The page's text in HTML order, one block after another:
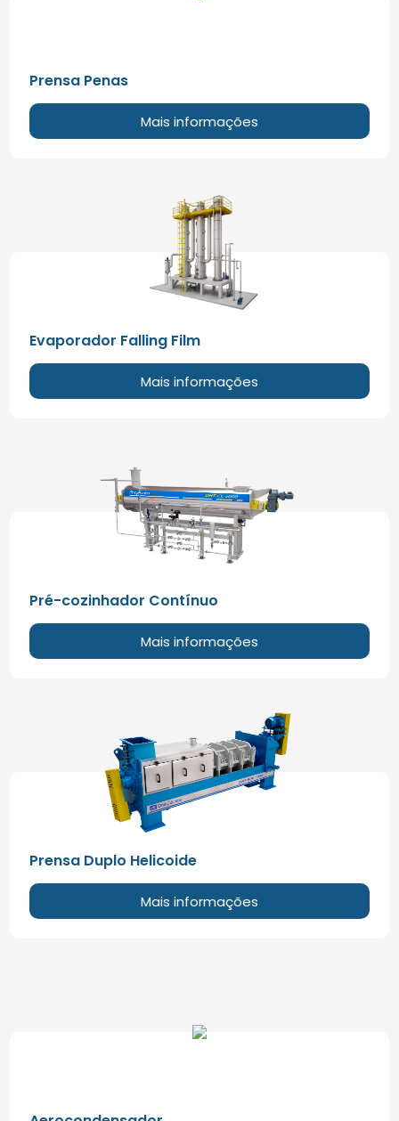
Prensa Penas
Mais informações
Evaporador Falling Film
Mais informações
Pré-cozinhador Contínuo
Mais informações
Prensa Duplo Helicoide
Mais informações